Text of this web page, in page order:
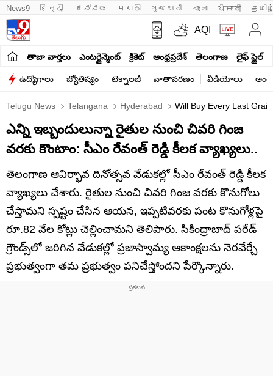
News9 हिन्दी ಕನ್ನಡ मराठी ગુજરાતી বাংলা ਪੰਜਾਬੀ
AQI
తాజా వార్తలు ఎంటర్టైన్మెంట్ క్రికెట్ ఆంధ్రప్రదేశ్ తెలంగాణ లైఫ్ స్టైల్
ఉద్యోగాలు జ్యోతిష్యం టెక్నాలజీ వాతావరణం వీడియోలు
Telugu News Telangana Hyderabad Will Buy Every Last
ఎన్ని ఇబ్బందులున్నా రైతుల నుంచి చివరి గింజ
వరకు కొంటాం: సీఎం రేవంత్ రెడ్డి కీలక వ్యాఖ్యలు..
తెలంగాణ ఆవిర్భావ దినోత్సవ వేడుకల్లో సీఎం రేవంత్ రెడ్డి కీలక
వ్యాఖ్యలు చేశారు. రైతుల నుంచి చివరి గింజ వరకు కొనుగోలు
చేస్తామని స్పష్టం చేసిన ఆయన, ఇప్పటివరకు పంట కొనుగోళ్లపై
రూ.82 వేల కోట్లు చెల్లించామని తెలిపారు. సికింద్రాబాద్ పరేడ్
గ్రౌండ్స్‌లో జరిగిన వేడుకల్లో ప్రజాస్వామ్య ఆకాంక్షలను నెరవేర్చే
ప్రభుత్వంగా తమ ప్రభుత్వం పనిచేస్తోందని పేర్కొన్నారు.